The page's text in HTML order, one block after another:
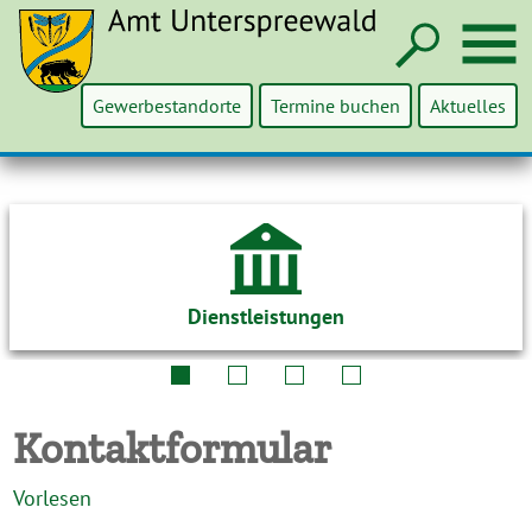
Gewerbestandorte Termine buchen Aktuelles
Dienstleistungen
Kontaktformular
Vorlesen